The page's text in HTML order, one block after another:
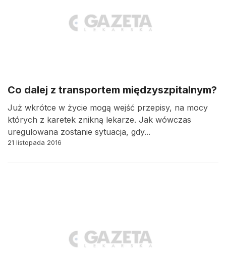
Co dalej z transportem międzyszpitalnym?
Już wkrótce w życie mogą wejść przepisy, na mocy
których z karetek znikną lekarze. Jak wówczas
uregulowana zostanie sytuacja, gdy...
21 listopada 2016